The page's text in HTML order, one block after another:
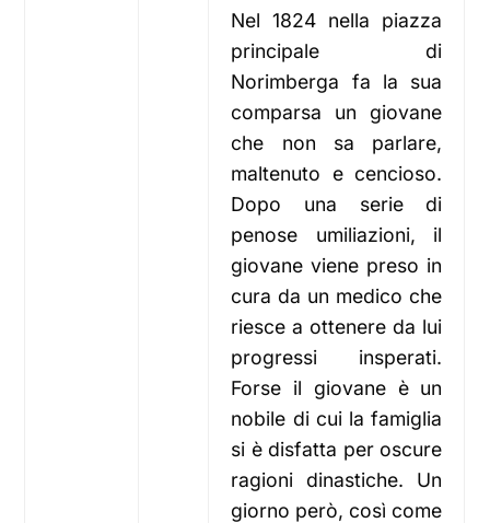
Nel 1824 nella piazza
principale di
Norimberga fa la sua
comparsa un giovane
che non sa parlare,
maltenuto e cencioso.
Dopo una serie di
penose umiliazioni, il
giovane viene preso in
cura da un medico che
riesce a ottenere da lui
progressi insperati.
Forse il giovane è un
nobile di cui la famiglia
si è disfatta per oscure
ragioni dinastiche. Un
giorno però, così come